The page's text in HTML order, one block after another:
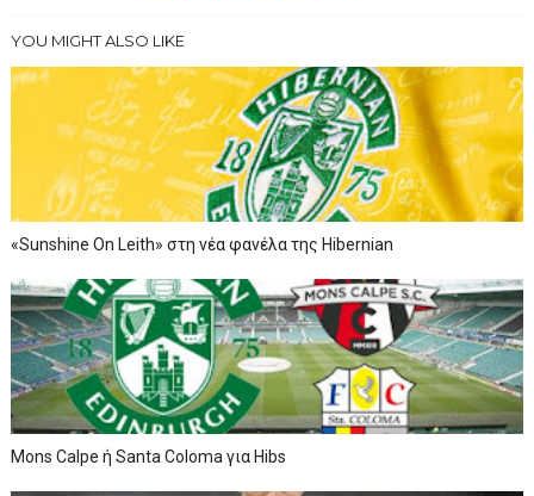
YOU MIGHT ALSO LIKE
«Sunshine On Leith» στη νέα φανέλα της Hibernian
Mons Calpe ή Santa Coloma για Hibs